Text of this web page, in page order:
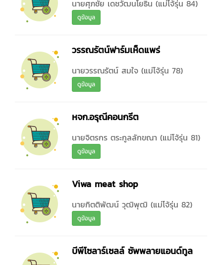
นายศุภชัย เดชวัฒนโยธิน (แม่โจ้รุ่น 84)
ดูข้อมูล
วรรณรัตน์ฟาร์มเห็ดแพร่
นายวรรณรัตน์ สมใจ (แม่โจ้รุ่น 78)
ดูข้อมูล
หจก.อรุณีคอนกรีต
นายจิตรกร ตระกูลลักขณา (แม่โจ้รุ่น 81)
ดูข้อมูล
Viwa meat shop
นายกิตติพัฒน์ วุฒิพุฒิ (แม่โจ้รุ่น 82)
ดูข้อมูล
บีพีโซลาร์เซลล์ ซัพพลายแอนด์ทูล